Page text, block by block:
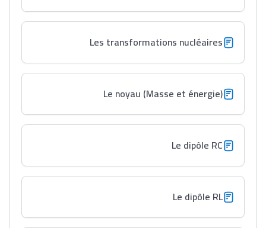
Lycée Maroc
Les transformations nucléaires
Le noyau (Masse et énergie)
Le dipôle RC
Le dipôle RL